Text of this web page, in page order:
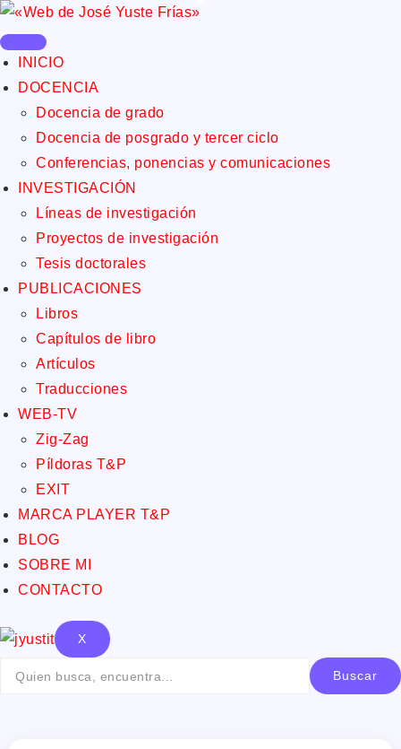
INICIO
DOCENCIA
Docencia de grado
Docencia de posgrado y tercer ciclo
Conferencias, ponencias y comunicaciones
INVESTIGACIÓN
Líneas de investigación
Proyectos de investigación
Tesis doctorales
PUBLICACIONES
Libros
Capítulos de libro
Artículos
Traducciones
WEB-TV
Zig-Zag
Píldoras T&P
EXIT
MARCA PLAYER T&P
BLOG
SOBRE MI
CONTACTO
X
Buscar